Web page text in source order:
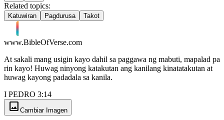
Related topics:
Katuwiran Pagdurusa Takot
www.BibleOfVerse.com
At sakali mang usigin kayo dahil sa paggawa ng mabuti, mapalad pa
rin kayo! Huwag ninyong katakutan ang kanilang kinatatakutan at
huwag kayong padadala sa kanila.
I PEDRO 3:14
image Cambiar Imagen